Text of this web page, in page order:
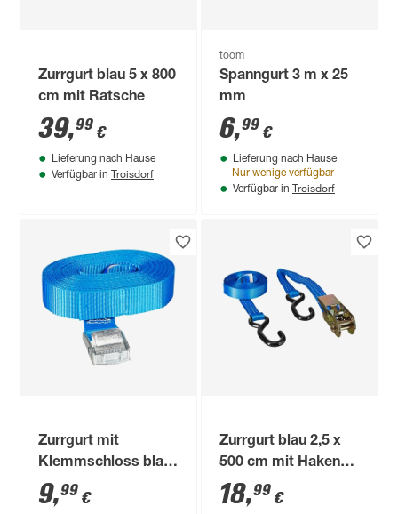
Zurrgurt blau 5 x 800
cm mit Ratsche
39,99 €
Lieferung nach Hause
Verfügbar in Troisdorf
toom
Spanngurt 3 m x 25
mm
6,99 €
Lieferung nach Hause
Nur wenige verfügbar
Verfügbar in Troisdorf
Zurrgurt mit
Klemmschloss blau
2,5 x 600 cm
9,99 €
Zurrgurt blau 2,5 x
500 cm mit Haken
PVC-ummantelt
18,99 €